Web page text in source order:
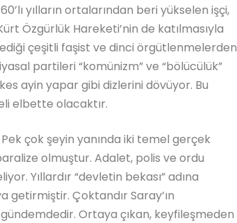
yılların ortalarından beri yükselen işçi,
Özgürlük Hareketi’nin de katılmasıyla
çeşitli faşist ve dinci örgütlenmelerden
partileri “komünizm” ve “bölücülük”
ayin yapar gibi dizlerini dövüyor. Bu
elbette olacaktır.
çok şeyin yanında iki temel gerçek
olmuştur. Adalet, polis ve ordu
Yıllardır “devletin bekası” adına
getirmiştir. Çoktandır Saray’ın
Ortaya çıkan, keyfileşmeden